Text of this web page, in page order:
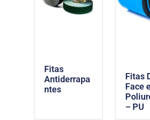
Fitas
Antiderrapa
ntes
Fitas
Face
– PU